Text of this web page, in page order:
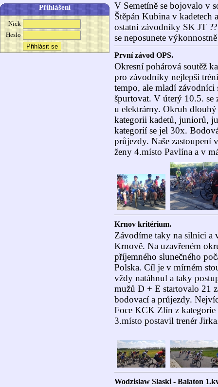
Přihlášení
Nick
Heslo
V Semetíně se bojovalo v
Štěpán Kubina v kadetech
ostatní závodníky SK JT
se neposunete
První závod OPS.
Okresní pohárová soutěž
pro závodníky nejlepší
tempo, ale mladí
špurtovat. V úterý 10.5.
u elektrárny. Okruh
kategorii kadetů, juniorů,
kategorií se jel 30x.
průjezdy. Naše zastoupení
ženy 4.místo Pavlína a v
Krnov kritérium.
Závodíme taky na silnici
Krnově. Na uzavřeném
příjemného slunečného
Polska. Cíl je v mírném
vždy natáhnul a taky
mužů D + E startovalo 21
bodovací a průjezdy.
Foce KCK Zlín z kategorie
3.místo postavil trenér
Wodzislaw Slaski - Balaton